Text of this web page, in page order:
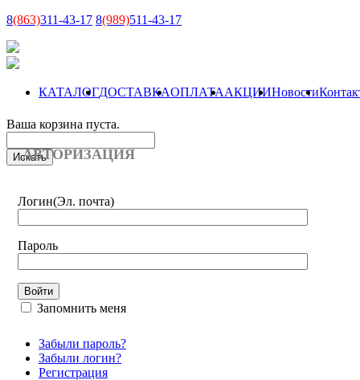
8(863)311-43-17 8(989)511-43-17
КАТАЛОГДОСТАВКАОПЛАТААКЦИИНовости
Ваша корзина пуста.
АВТОРИЗАЦИЯ
Логин(Эл. почта)
Пароль
Запомнить меня
Забыли пароль?
Забыли логин?
Регистрация